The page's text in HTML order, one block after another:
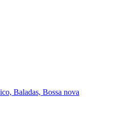
Baladas, Bossa nova